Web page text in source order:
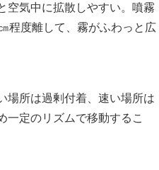
空気中に拡散しやすい。噴霧
程度離して、霧がふわっと広
所は過剰付着、速い場所は
一定のリズムで移動するこ